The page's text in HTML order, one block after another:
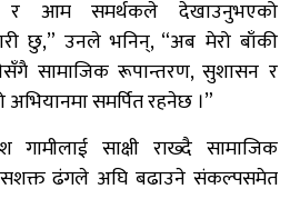
र आम समर्थकले देखाउनुभएको
छु,” उनले भनिन्, “अब मेरो बाँकी
सामाजिक रूपान्तरण, सुशासन र
समर्पित रहनेछ ।”
साक्षी राख्दै सामाजिक
सशक्त ढंगले अघि बढाउने संकल्पसमेत